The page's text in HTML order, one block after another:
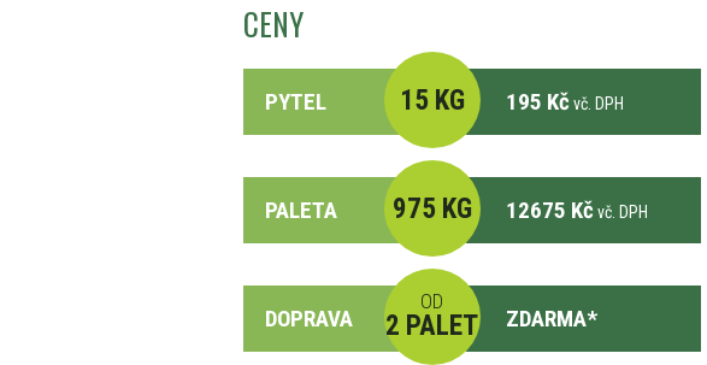
CENY
PYTEL 15 KG 195 Kč vč. DPH
PALETA 975 KG 12675 Kč vč. DPH
DOPRAVA
OD
2 PALET ZDARMA*